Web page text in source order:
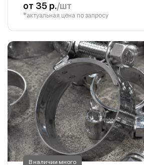
от 35 р./шт
*актуальная цена по запросу
В наличии много